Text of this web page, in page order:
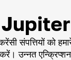
Jupiter
संपत्तियों को
उन्नत